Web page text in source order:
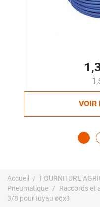
VOIR
Accueil FOURNITURE
Pneumatique
Raccords et
3/8 pour tuyau ø6x8